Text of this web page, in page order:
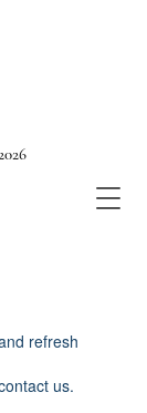
refresh
us.